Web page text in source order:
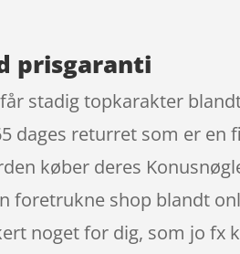
prisgaranti
stadig topkarakter
dages returret som er en
køber deres
foretrukne shop blandt
noget for dig, som jo fx